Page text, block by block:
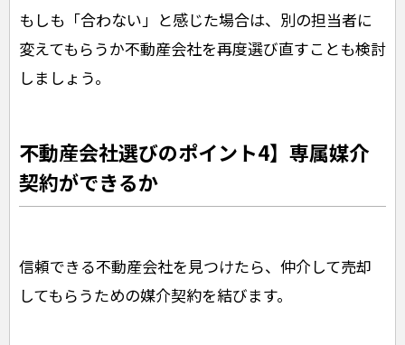
もしも「合わない」と感じた場合は、別の担当者に
変えてもらうか不動産会社を再度選び直すことも検討
しましょう。
不動産会社選びのポイント4】専属媒介
契約ができるか
信頼できる不動産会社を見つけたら、仲介して売却
してもらうための媒介契約を結びます。